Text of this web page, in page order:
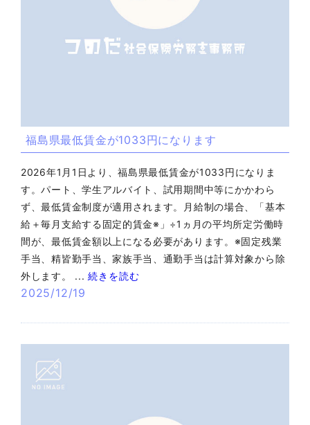
福島県最低賃金が1033円になります
2026年1月1日より、福島県最低賃金が1033円になりま
す。パート、学生アルバイト、試用期間中等にかかわら
ず、最低賃金制度が適用されます。月給制の場合、「基本
給＋毎月支給する固定的賃金※」÷1ヵ月の平均所定労働時
間が、最低賃金額以上になる必要があります。※固定残業
手当、精皆勤手当、家族手当、通勤手当は計算対象から除
外します。 ... 続きを読む
2025/12/19